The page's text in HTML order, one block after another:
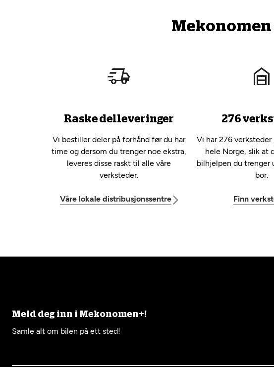
Mekonomen
Raske delleveringer
Vi bestiller deler på forhånd før du har
time og dersom du trenger noe ekstra,
leveres disse raskt til alle våre
verksteder.
Våre lokale distribusjonssentre
276
Vi har 276
hele Norge, slik at
bilhjelpen du trenger
bor.
Finn
Meld deg inn i Mekonomen+!
Samle alt om bilen på ett sted!